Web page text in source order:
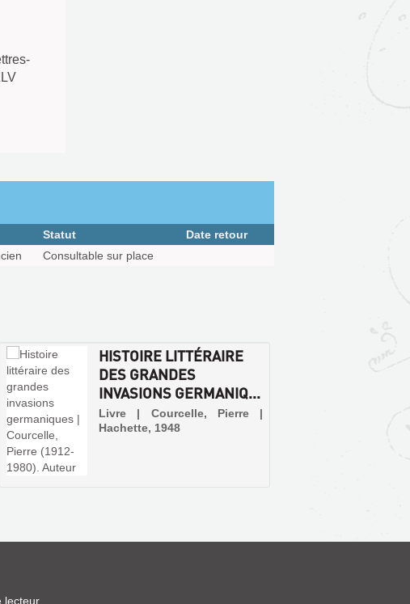
Statut
Date retour
Consultable sur place
HISTOIRE LITTÉRAIRE
DES GRANDES
INVASIONS GERMANIQ...
Livre | Courcelle, Pierre |
Hachette, 1948
lecteur